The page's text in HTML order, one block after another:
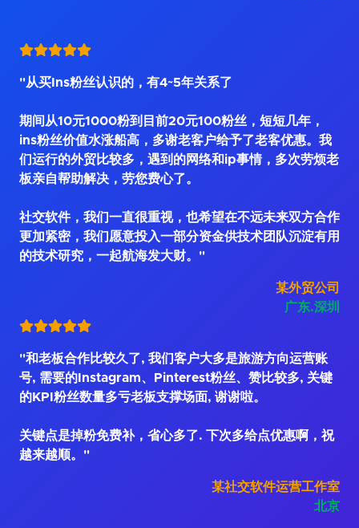
"从买Ins粉丝认识的，有4~5年关系了
期间从10元1000粉到目前20元100粉丝，短短几年，
ins粉丝价值水涨船高，多谢老客户给予了老客优惠。我
们运行的外贸比较多，遇到的网络和ip事情，多次劳烦老
板亲自帮助解决，劳您费心了。
社交软件，我们一直很重视，也希望在不远未来双方合作
更加紧密，我们愿意投入一部分资金供技术团队沉淀有用
的技术研究，一起航海发大财。"
某外贸公司
广东.深圳
"和老板合作比较久了, 我们客户大多是旅游方向运营账
号, 需要的Instagram、Pinterest粉丝、赞比较多, 关键
的KPI粉丝数量多亏老板支撑场面, 谢谢啦。
关键点是掉粉免费补，省心多了. 下次多给点优惠啊，祝
越来越顺。"
某社交软件运营工作室
北京